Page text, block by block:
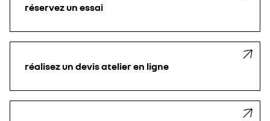
réservez un essai
réalisez un devis atelier en ligne